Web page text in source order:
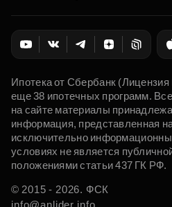
Ипотека от Сбербанк
еще 38 ипотечных программ.
на сайте материалы
информация, представленная
исключительно
условиях не является
положениями статьи 437 ГК РФ.
© 2015 - 2026. ФСК
info@anlider.info